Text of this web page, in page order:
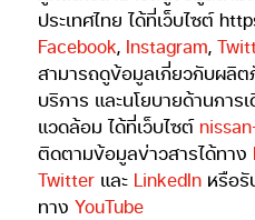
ประเทศไทย ได้ที่เว็บไซต์
Facebook, Instagram,
สามารถดูข้อมูลเกี่ยวกับผลิ
บริการ และนโยบายด้านกา
แวดล้อม ได้ที่เว็บไซต์
ติดตามข้อมูลข่าวสารได้ทาง
Twitterและ LinkedInหรือรั
ทาง YouTube